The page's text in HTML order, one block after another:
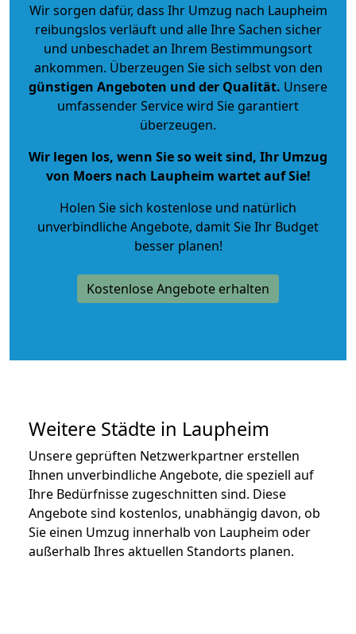
Wir sorgen dafür, dass Ihr Umzug nach Laupheim
reibungslos verläuft und alle Ihre Sachen sicher
und unbeschadet an Ihrem Bestimmungsort
ankommen. Überzeugen Sie sich selbst von den
günstigen Angeboten und der Qualität. Unsere
umfassender Service wird Sie garantiert
überzeugen.
Wir legen los, wenn Sie so weit sind, Ihr Umzug
von Moers nach Laupheim wartet auf Sie!
Holen Sie sich kostenlose und natürlich
unverbindliche Angebote, damit Sie Ihr Budget
besser planen!
Kostenlose Angebote erhalten
Weitere Städte in Laupheim
Unsere geprüften Netzwerkpartner erstellen
Ihnen unverbindliche Angebote, die speziell auf
Ihre Bedürfnisse zugeschnitten sind. Diese
Angebote sind kostenlos, unabhängig davon, ob
Sie einen Umzug innerhalb von Laupheim oder
außerhalb Ihres aktuellen Standorts planen.